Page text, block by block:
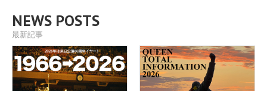
NEWS POSTS
最新記事